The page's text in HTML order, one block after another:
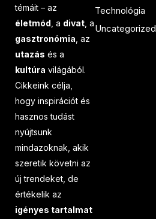
témáit – az
életmód , a divat , a
gasztronómia , az
utazás és a
kultúra világából.
Cikkeink célja,
hogy inspirációt és
hasznos tudást
nyújtsunk
mindazoknak, akik
szeretik követni az
új trendeket, de
értékelik az
igényes tartalmat
Technológia
Uncategorized